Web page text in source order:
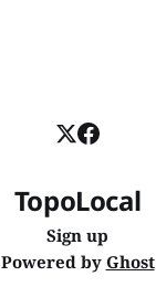
TopoLocal
Sign up
Powered by Ghost